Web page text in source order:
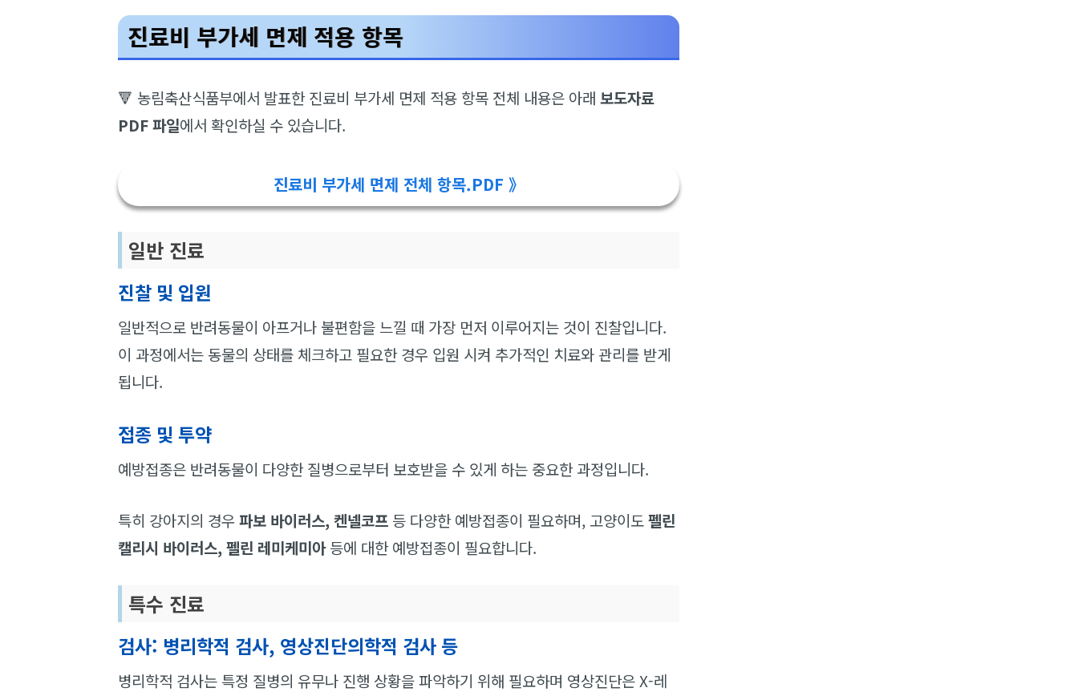
진료비 부가세 면제 적용 항목
🔻 농림축산식품부에서 발표한 진료비 부가세 면제 적용 항목 전체 내용은 아래 보도자료
PDF 파일에서 확인하실 수 있습니다.
진료비 부가세 면제 전체 항목.PDF 》
일반 진료
진찰 및 입원
일반적으로 반려동물이 아프거나 불편함을 느낄 때 가장 먼저 이루어지는 것이 진찰입니다.
이 과정에서는 동물의 상태를 체크하고 필요한 경우 입원 시켜 추가적인 치료와 관리를 받게
됩니다.
접종 및 투약
예방접종은 반려동물이 다양한 질병으로부터 보호받을 수 있게 하는 중요한 과정입니다.
특히 강아지의 경우 파보 바이러스, 켄넬코프 등 다양한 예방접종이 필요하며, 고양이도펠린
캘리시 바이러스, 펠린 레미케미아등에 대한 예방접종이 필요합니다.
특수 진료
검사: 병리학적 검사, 영상진단의학적 검사 등
병리학적 검사는 특정 질병의 유무나 진행 상황을 파악하기 위해 필요하며 영상진단은 X-레